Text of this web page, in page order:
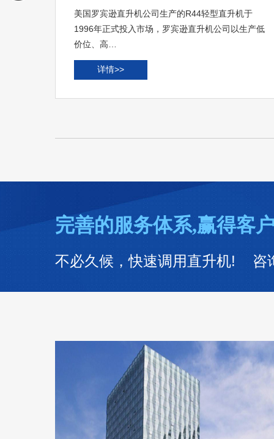
贝尔407直升机可实施垂直起落，左右横行、前进及
倒退，并能在空中悬停和定点转弯等，因为其具有
机身小…
详情>>
完善的服务体系,赢得客
不必久候，快速调用直升机! 咨